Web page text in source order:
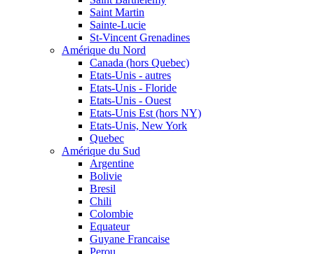
Saint Martin
Sainte-Lucie
St-Vincent Grenadines
Amérique du Nord
Canada (hors Quebec)
Etats-Unis - autres
Etats-Unis - Floride
Etats-Unis - Ouest
Etats-Unis Est (hors NY)
Etats-Unis, New York
Quebec
Amérique du Sud
Argentine
Bolivie
Bresil
Chili
Colombie
Equateur
Guyane Francaise
Perou